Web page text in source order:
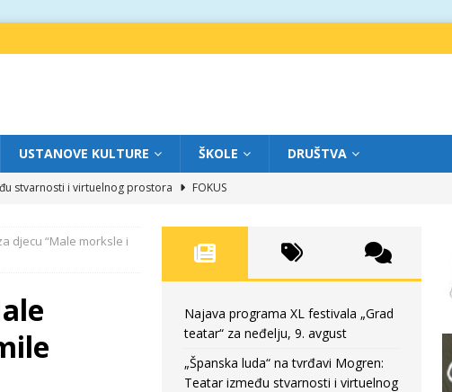
USTANOVE KULTURE ŠKOLE DRUŠTVA
stvarnosti i virtuelnog prostora
FOKUS
kao traganje za onim što ne možemo do kraja da dokučimo
7. avgust
9. avgust
djecu “Male morksle i
Najava programa XL festivala „Grad
teatar“ za neđelju, 9. avgust
„Španska luda“ na tvrđavi Mogren:
Teatar između stvarnosti i virtuelnog